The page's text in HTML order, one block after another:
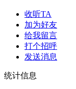
收听TA
加为好友
给我留言
打个招呼
发送消息
统计信息